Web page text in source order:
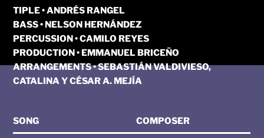
TIPLE • ANDRÉS RANGEL
BASS • NELSON HERNÁNDEZ
PERCUSSION • CAMILO REYES
PRODUCTION • EMMANUEL BRICEÑO
ARRANGEMENTS • SEBASTIÁN VALDIVIESO,
CATALINA Y CÉSAR A. MEJÍA
SONG COMPOSER